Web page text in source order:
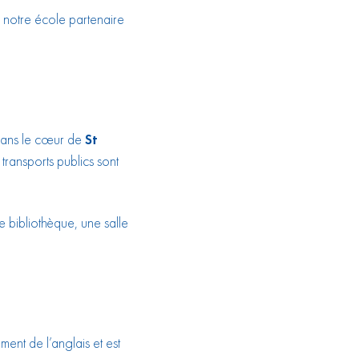
notre école partenaire
le cœur de St
publics sont
bibliothèque, une salle
de l’anglais et est